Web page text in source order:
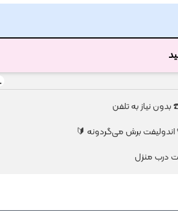
برش می‌گردونه 🔰
درب منزل